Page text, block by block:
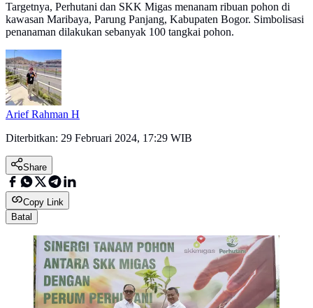
Targetnya, Perhutani dan SKK Migas menanam ribuan pohon di
kawasan Maribaya, Parung Panjang, Kabupaten Bogor. Simbolisasi
penanaman dilakukan sebanyak 100 tangkai pohon.
Arief Rahman H
Diterbitkan: 29 Februari 2024, 17:29 WIB
Share
Copy Link
Batal